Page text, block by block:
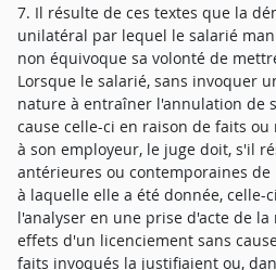
7. Il résulte de ces textes que la
unilatéral par lequel le salarié
non équivoque sa volonté de
Lorsque le salarié, sans invoquer
nature à entraîner l'annulation de
cause celle-ci en raison de faits
à son employeur, le juge doit, s'il
antérieures ou contemporaines
à laquelle elle a été donnée, celle-
l'analyser en une prise d'acte de
effets d'un licenciement sans
faits invoqués la justifiaient ou,